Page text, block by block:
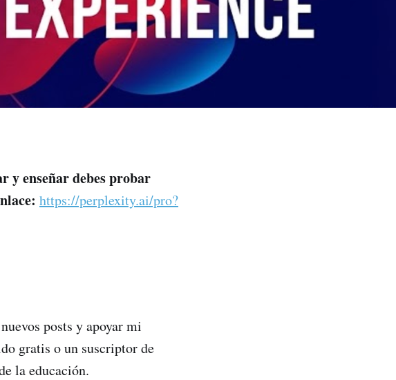
y enseñar debes probar
https://perplexity.ai/pro?
posts y apoyar mi
gratis o un suscriptor de
la educación.